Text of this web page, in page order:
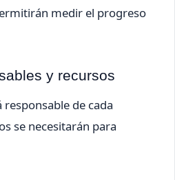
medir el progreso
y recursos
de cada
se necesitarán para